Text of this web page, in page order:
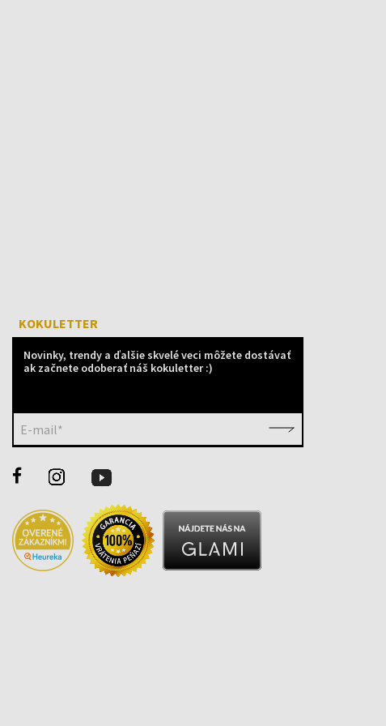
KOKULETTER
Novinky, trendy a ďalšie skvelé veci môžete dostávať
ak začnete odoberať náš kokuletter :)
E-mail*